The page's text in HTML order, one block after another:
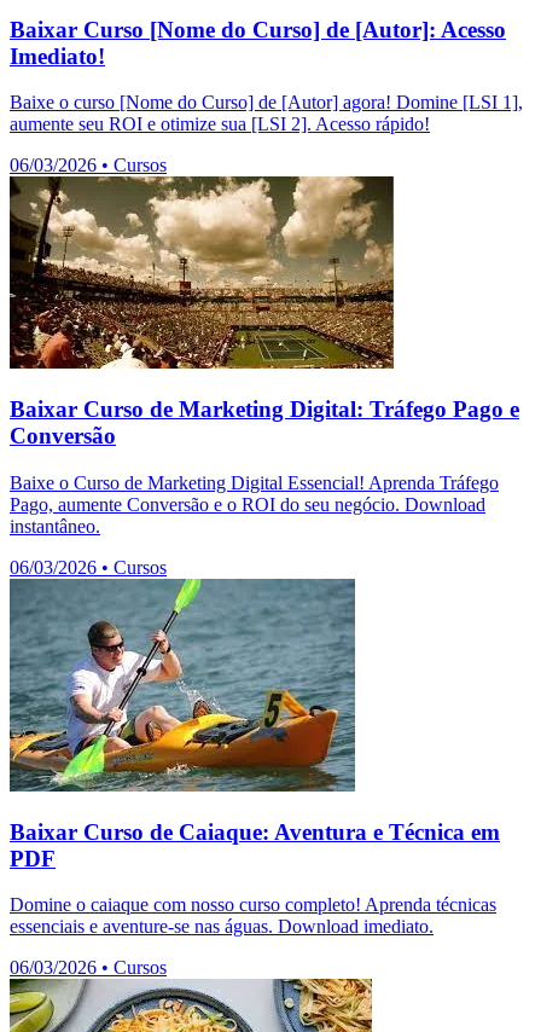
Baixar Curso [Nome do Curso] de [Autor]: Acesso
Imediato!
Baixe o curso [Nome do Curso] de [Autor] agora! Domine [LSI 1],
aumente seu ROI e otimize sua [LSI 2]. Acesso rápido!
06/03/2026 • Cursos
Baixar Curso de Marketing Digital: Tráfego Pago e
Conversão
Baixe o Curso de Marketing Digital Essencial! Aprenda Tráfego
Pago, aumente Conversão e o ROI do seu negócio. Download
instantâneo.
06/03/2026 • Cursos
Baixar Curso de Caiaque: Aventura e Técnica em
PDF
Domine o caiaque com nosso curso completo! Aprenda técnicas
essenciais e aventure-se nas águas. Download imediato.
06/03/2026 • Cursos